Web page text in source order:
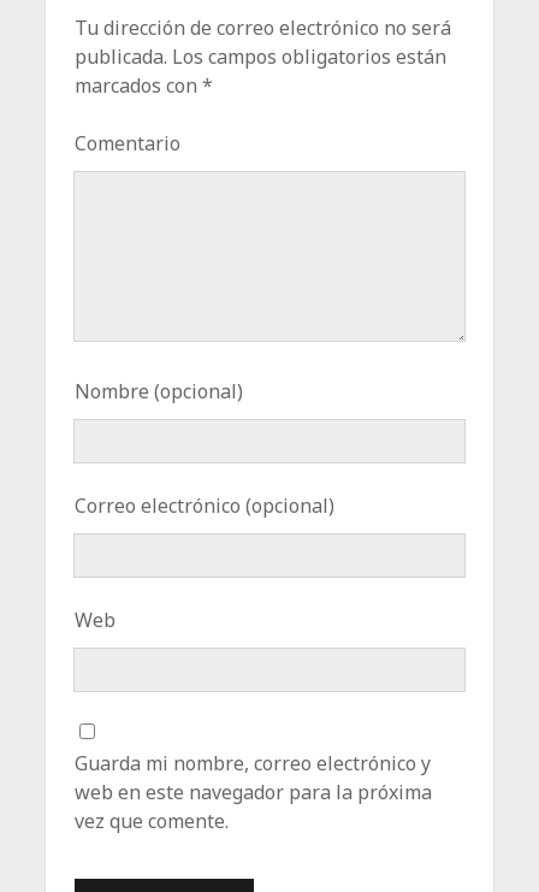
Tu dirección de correo electrónico no será
publicada. Los campos obligatorios están
marcados con*
Comentario
Nombre (opcional)
Correo electrónico (opcional)
Web
Guarda mi nombre, correo electrónico y
web en este navegador para la próxima
vez que comente.